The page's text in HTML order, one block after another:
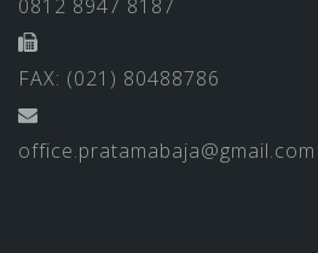
0812 8947 8187
FAX: (021) 80488786
office.pratamabaja@gmail.com